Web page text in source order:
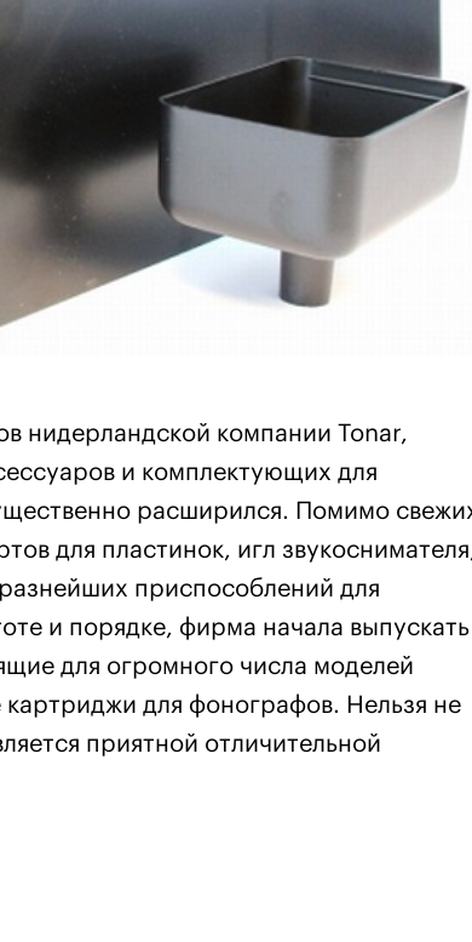
нидерландской компании Tonar,
и комплектующих для
расширился. Помимо
для пластинок, игл
приспособлений для
и порядке, фирма начала выпускать
для огромного числа моделей
для фонографов. Нельзя не
приятной отличительной